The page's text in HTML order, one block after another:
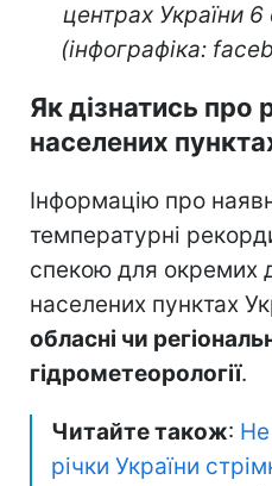
центрах України
(інфографіка:
Як дізнатись про
населених
Інформацію про
температурні
спекою для окремих
населених пунктах
обласні чи
гідрометеорології.
Читайте також: Не
річки України